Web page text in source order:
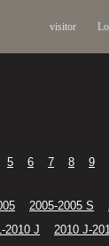
visitor
5 6 7 8 9
2005-2005 S
2010 J 2010 J-